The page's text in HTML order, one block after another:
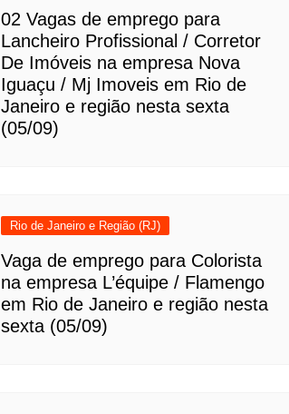
02 Vagas de emprego para
Lancheiro Profissional / Corretor
De Imóveis na empresa Nova
Iguaçu / Mj Imoveis em Rio de
Janeiro e região nesta sexta
(05/09)
Rio de Janeiro e Região (RJ)
Vaga de emprego para Colorista
na empresa L’équipe / Flamengo
em Rio de Janeiro e região nesta
sexta (05/09)